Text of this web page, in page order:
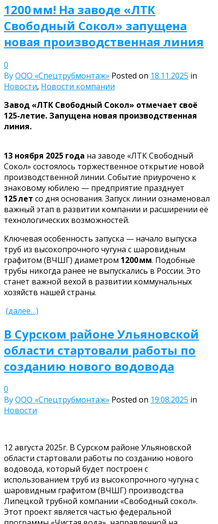
1200 мм! На заводе «ЛТК
Свободный Сокол» запущена
новая производственная линия
0
ByООО «Спецтрубмонтаж» Posted on 18.11.2025 in
Новости, Новости компании
Завод «ЛТК Свободный Сокол» отмечает своё
125-летие. Запущена новая производственная
линия.
13 ноября 2025 года на заводе «ЛТК Свободный
Сокол» состоялось торжественное открытие новой
производственной линии. Событие приурочено к
знаковому юбилею — предприятие празднует
125 лет со дня основания. Запуск линии ознаменовал
важный этап в развитии компании и расширении её
технологических возможностей.
Ключевая особенность запуска — начало выпуска
труб из высокопрочного чугуна с шаровидным
графитом (ВЧШГ) диаметром 1200 мм. Подобные
трубы никогда ранее не выпускались в России. Это
станет важной вехой в развитии коммунальных
хозяйств нашей страны.
(далее…)
В Сурском районе Ульяновской
области стартовали работы по
созданию нового водовода
0
ByООО «Спецтрубмонтаж» Posted on 19.08.2025 in
Новости
12 августа 2025г. В Сурском районе Ульяновской
области стартовали работы по созданию нового
водовода, который будет построен с
использованием труб из высокопрочного чугуна с
шаровидным графитом (ВЧШГ) производства
Липецкой трубной компании «Свободный сокол».
Этот проект является частью федеральной